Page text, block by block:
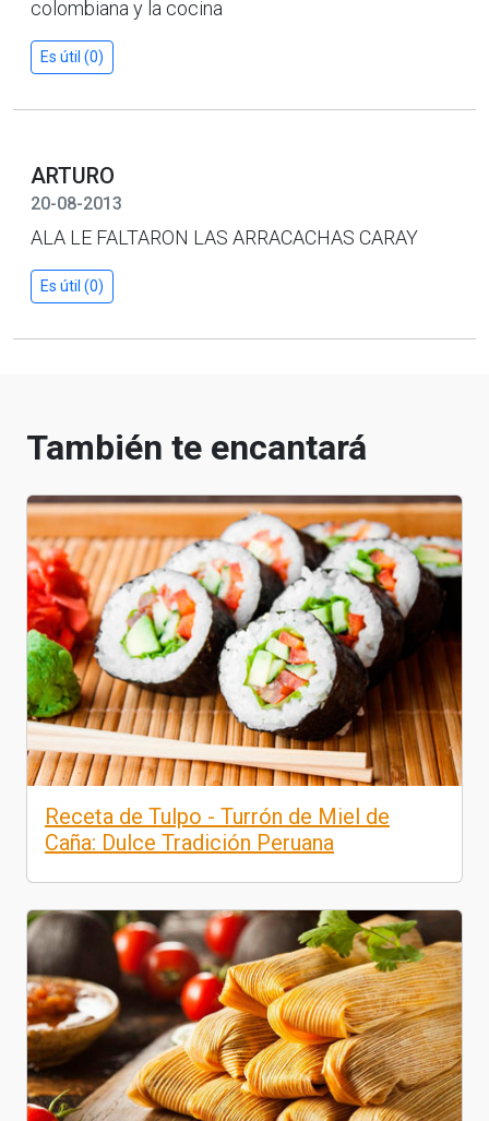
colombiana y la cocina
Es útil (0)
ARTURO
20-08-2013
ALA LE FALTARON LAS ARRACACHAS CARAY
Es útil (0)
También te encantará
Receta de Tulpo - Turrón de Miel de
Caña: Dulce Tradición Peruana